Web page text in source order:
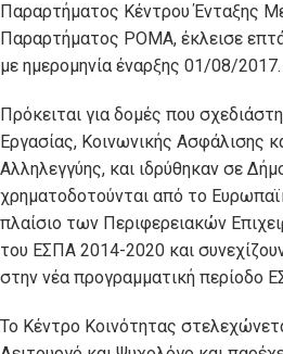
Παραρτήματος Κέντρου Ένταξης
Παραρτήματος ΡΟΜΑ, έκλεισε επτά
με ημερομηνία έναρξης 01/08/2017.
Πρόκειται για δομές που
Εργασίας, Κοινωνικής Ασφάλισης
Αλληλεγγύης, και ιδρύθηκαν σε
χρηματοδοτούνται από το
πλαίσιο των Περιφερειακών
του ΕΣΠΑ 2014-2020 και
στην νέα προγραμματική περίοδο
Το Κέντρο Κοινότητας